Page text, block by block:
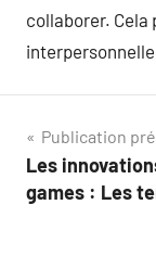
collaborer.
de
Publication
Les
games : Les